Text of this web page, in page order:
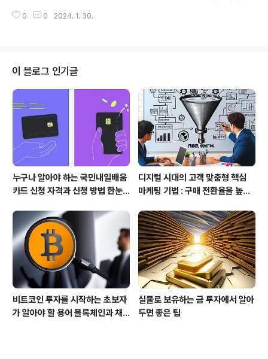
을 통해 환경 보호에 기여함으로써 미래 세대에 더 나은 환
중심으로 마케팅 전략과 브랜드 관리의 핵심 원리를 살펴
혁신적인 기술 도입, 뛰어난 고객 서비스는 소비자들에게
Apple 브랜드에 대한 긍정적인 이미지를 심어주었습니
다. 마케팅 전략은 제품 발표를 통한 미디어 이벤트를 효과
적으로 활용하여 관심과 기대감을 형성합니다. 특히, 강조
되는 제품 특징을 부각해 감정적인 연결을 형성합니다. 브
랜드 관리는 강력한 브랜드 메시지를..
0 0 2024. 1. 30.
이 블로그 인기글
누구나 알아야 하는 국민내일배움
카드 신청 자격과 신청 방법 한눈
디지털 시대의 고객 맞춤형 핵심
마케팅 기법 : 구매 전환율을 높이
비트코인 투자를 시작하는 초보자
가 알아야 할 용어 블록체인과 채
실물로 보유하는 금 투자에서 알아
두면 좋은 팁